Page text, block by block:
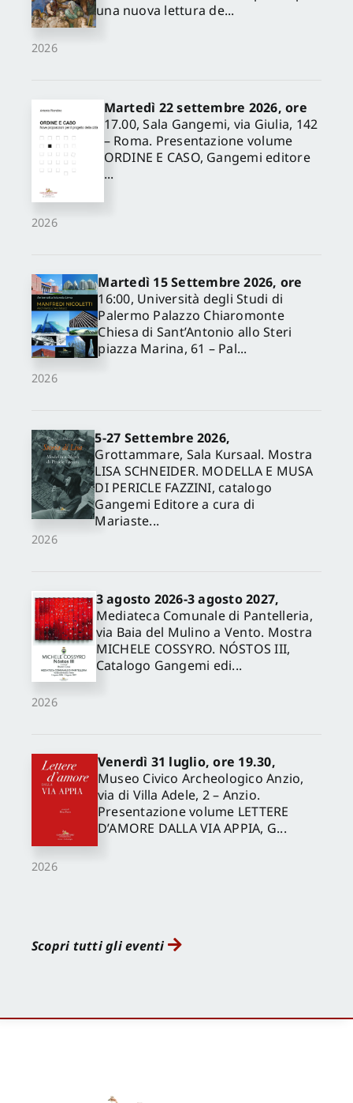
2026
una nuova lettura de...
2026
Martedì 22 settembre 2026, ore
17.00, Sala Gangemi, via Giulia, 142
– Roma. Presentazione volume
ORDINE E CASO, Gangemi editore
...
2026
Martedì 15 Settembre 2026, ore
16:00, Università degli Studi di
Palermo Palazzo Chiaromonte
Chiesa di Sant’Antonio allo Steri
piazza Marina, 61 – Pal...
2026
5-27 Settembre 2026,
Grottammare, Sala Kursaal. Mostra
LISA SCHNEIDER. MODELLA E MUSA
DI PERICLE FAZZINI, catalogo
Gangemi Editore a cura di
Mariaste...
2026
3 agosto 2026-3 agosto 2027,
Mediateca Comunale di Pantelleria,
via Baia del Mulino a Vento. Mostra
MICHELE COSSYRO. NÓSTOS III,
Catalogo Gangemi edi...
2026
Venerdì 31 luglio, ore 19.30,
Museo Civico Archeologico Anzio,
via di Villa Adele, 2 – Anzio.
Presentazione volume LETTERE
D’AMORE DALLA VIA APPIA, G...
Scopri tutti gli eventi